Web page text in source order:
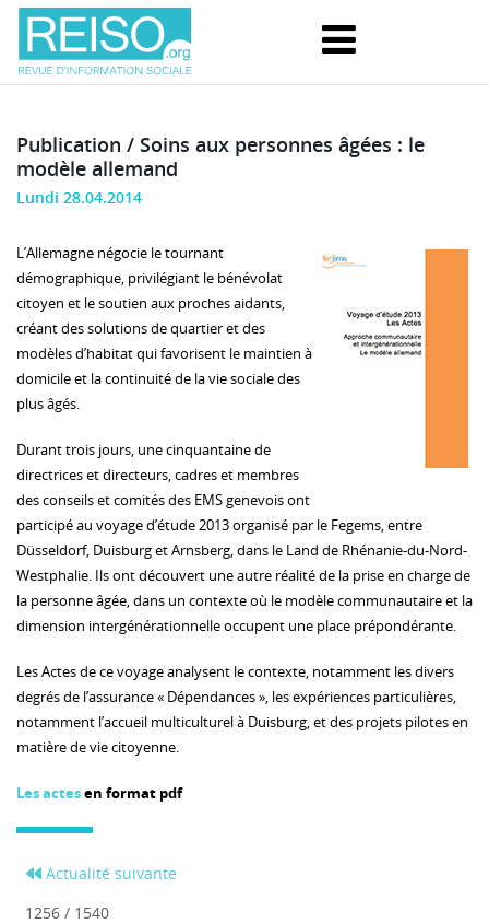
Publication / Soins aux personnes âgées : le
modèle allemand
Lundi 28.04.2014
L’Allemagne négocie le tournant
démographique, privilégiant le bénévolat
citoyen et le soutien aux proches aidants,
créant des solutions de quartier et des
modèles d’habitat qui favorisent le maintien à
domicile et la continuité de la vie sociale des
plus âgés.
Durant trois jours, une cinquantaine de
directrices et directeurs, cadres et membres
des conseils et comités des EMS genevois ont
participé au voyage d’étude 2013 organisé par le Fegems, entre
Düsseldorf, Duisburg et Arnsberg, dans le Land de Rhénanie-du-Nord-
Westphalie. Ils ont découvert une autre réalité de la prise en charge de
la personne âgée, dans un contexte où le modèle communautaire et la
dimension intergénérationnelle occupent une place prépondérante.
Les Actes de ce voyage analysent le contexte, notamment les divers
degrés de l’assurance « Dépendances », les expériences particulières,
notamment l’accueil multiculturel à Duisburg, et des projets pilotes en
matière de vie citoyenne.
Les actesen format pdf
Actualité suivante
1256 / 1540